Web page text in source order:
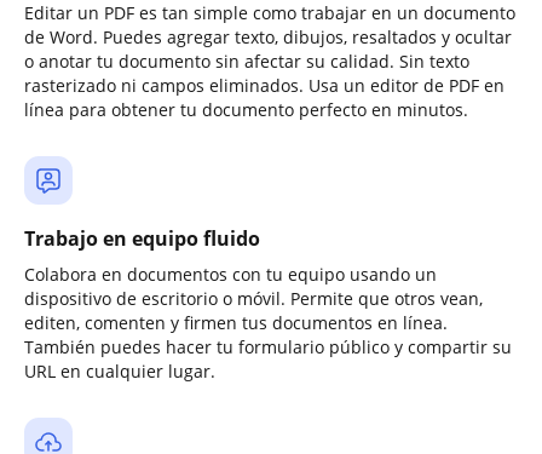
Editar un PDF es tan simple como trabajar en un documento
de Word. Puedes agregar texto, dibujos, resaltados y ocultar
o anotar tu documento sin afectar su calidad. Sin texto
rasterizado ni campos eliminados. Usa un editor de PDF en
línea para obtener tu documento perfecto en minutos.
Trabajo en equipo fluido
Colabora en documentos con tu equipo usando un
dispositivo de escritorio o móvil. Permite que otros vean,
editen, comenten y firmen tus documentos en línea.
También puedes hacer tu formulario público y compartir su
URL en cualquier lugar.